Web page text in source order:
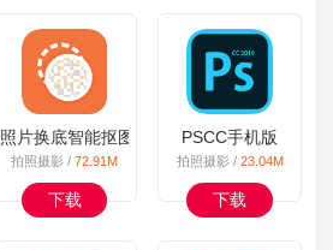
照片换底智能抠图手机版
拍照摄影 /72.91M
下载
PSCC手机版
拍照摄影 / 23.04M
下载